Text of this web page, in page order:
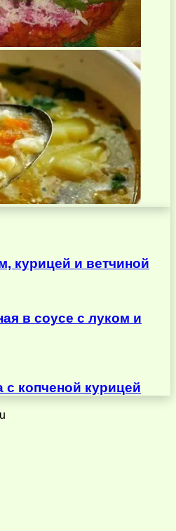
курицей и ветчиной
в соусе с луком и
с копченой курицей